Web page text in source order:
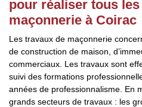
pour réaliser tous
maçonnerie à Coirac
Les travaux de maçonnerie
de construction de maison,
commerciaux. Les travaux sont
suivi des formations
années de professionnalisme. En
grands secteurs de travaux : les